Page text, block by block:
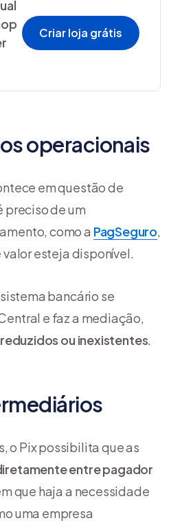
Criar loja grátis
operacionais
em questão de
preciso de um
como a PagSeguro,
esteja disponível.
bancário se
e faz a mediação,
ou inexistentes.
o Pix possibilita que as
entre pagador
que haja a necessidade
uma empresa